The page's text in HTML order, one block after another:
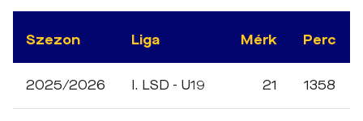
Szezon Liga Mérk Perc
2025/2026 I. LSD - U19 21 1358